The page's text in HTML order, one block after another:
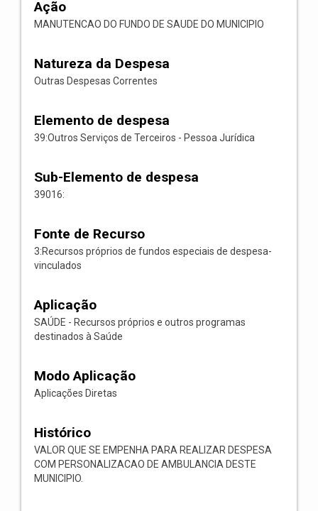
Ação
MANUTENCAO DO FUNDO DE SAUDE DO MUNICIPIO
Natureza da Despesa
Outras Despesas Correntes
Elemento de despesa
39:Outros Serviços de Terceiros - Pessoa Jurídica
Sub-Elemento de despesa
39016:
Fonte de Recurso
3:Recursos próprios de fundos especiais de despesa-
vinculados
Aplicação
SAÚDE - Recursos próprios e outros programas
destinados à Saúde
Modo Aplicação
Aplicações Diretas
Histórico
VALOR QUE SE EMPENHA PARA REALIZAR DESPESA
COM PERSONALIZACAO DE AMBULANCIA DESTE
MUNICIPIO.